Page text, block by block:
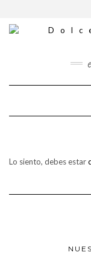
contenido
Lo siento, debes estar